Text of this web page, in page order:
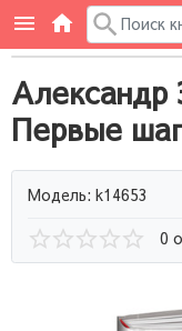
Александр
Первые
Модель: k14653
0